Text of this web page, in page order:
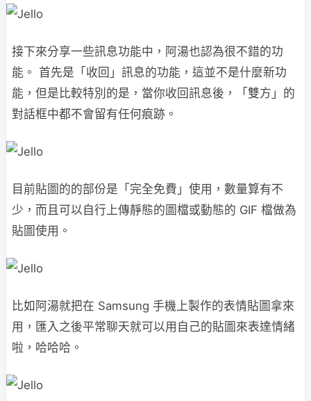
接下來分享一些訊息功能中，阿湯也認為很不錯的功
能。 首先是「收回」訊息的功能，這並不是什麼新功
能，但是比較特別的是，當你收回訊息後，「雙方」的
對話框中都不會留有任何痕跡。
目前貼圖的的部份是「完全免費」使用，數量算有不
少，而且可以自行上傳靜態的圖檔或動態的 GIF 檔做為
貼圖使用。
比如阿湯就把在 Samsung 手機上製作的表情貼圖拿來
用，匯入之後平常聊天就可以用自己的貼圖來表達情緒
啦，哈哈哈。